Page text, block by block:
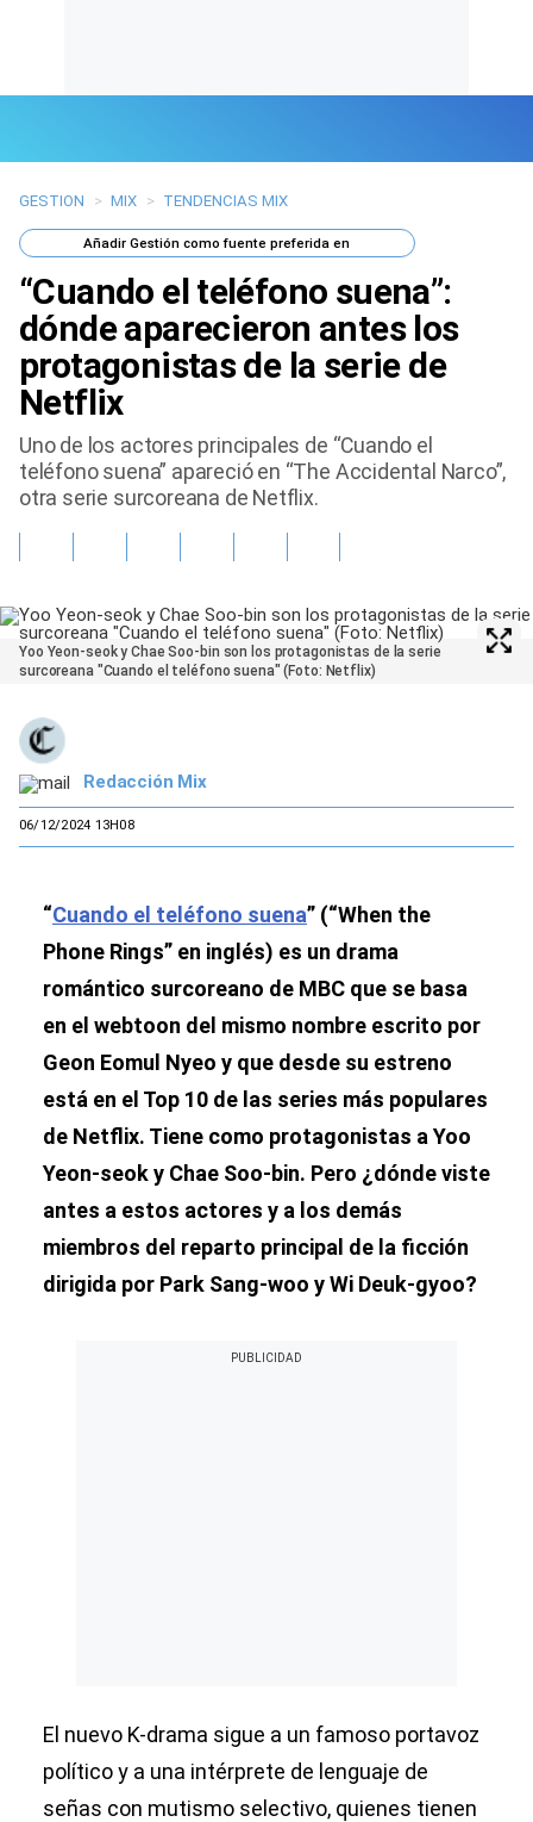
Últimas Noticias
Mi Bolsillo
Respuestas
Gente
Tendencias Mix
Sports
GESTION > MIX > TENDENCIAS MIX
AñadirGestión como fuente preferida en
“Cuando el teléfono suena”:
dónde aparecieron antes los
protagonistas de la serie de
Netflix
Uno de los actores principales de “Cuando el
teléfono suena” apareció en “The Accidental Narco”,
otra serie surcoreana de Netflix.
Yoo Yeon-seok y Chae Soo-bin son los protagonistas de la serie
surcoreana "Cuando el teléfono suena" (Foto: Netflix)
Redacción Mix
06/12/2024 13H08
“Cuando el teléfono suena” (“When the
Phone Rings” en inglés) es un drama
romántico surcoreano de MBC que se basa
en el webtoon del mismo nombre escrito por
Geon Eomul Nyeo y que desde su estreno
está en el Top 10 de las series más populares
de Netflix. Tiene como protagonistas a Yoo
Yeon-seok y Chae Soo-bin. Pero ¿dónde viste
antes a estos actores y a los demás
miembros del reparto principal de la ficción
dirigida por Park Sang-woo y Wi Deuk-gyoo?
El nuevo K-drama sigue a un famoso portavoz
político y a una intérprete de lenguaje de
señas con mutismo selectivo, quienes tienen